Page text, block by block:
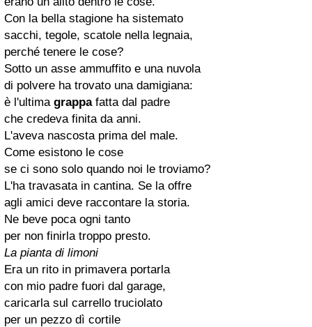
Con la bella stagione ha sistemato
sacchi, tegole, scatole nella legnaia,
perché tenere le cose?
Sotto un asse ammuffito e una nuvola
di polvere ha trovato una damigiana:
è l'ultima grappafatta dal padre
che credeva finita da anni.
L'aveva nascosta prima del male.
Come esistono le cose
se ci sono solo quando noi le troviamo?
L'ha travasata in cantina. Se la offre
agli amici deve raccontare la storia.
Ne beve poca ogni tanto
per non finirla troppo presto.
La pianta di limoni
Era un rito in primavera portarla
con mio padre fuori dal garage,
caricarla sul carrello truciolato
per un pezzo dì cortile